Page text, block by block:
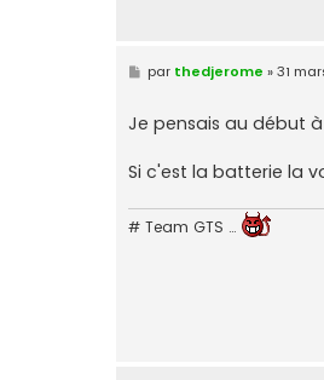
M
e
s
a
e
par thedjerome »31
Je pensais au début
Si c'est la batterie la
# Team GTS …